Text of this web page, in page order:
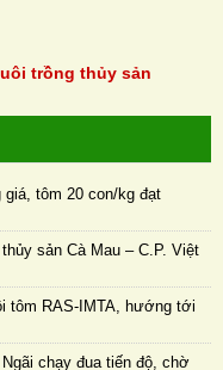
trồng thủy sản
tôm 20 con/kg đạt
sản Cà Mau – C.P. Việt
tôm RAS-IMTA, hướng tới
chạy đua tiến độ, chờ